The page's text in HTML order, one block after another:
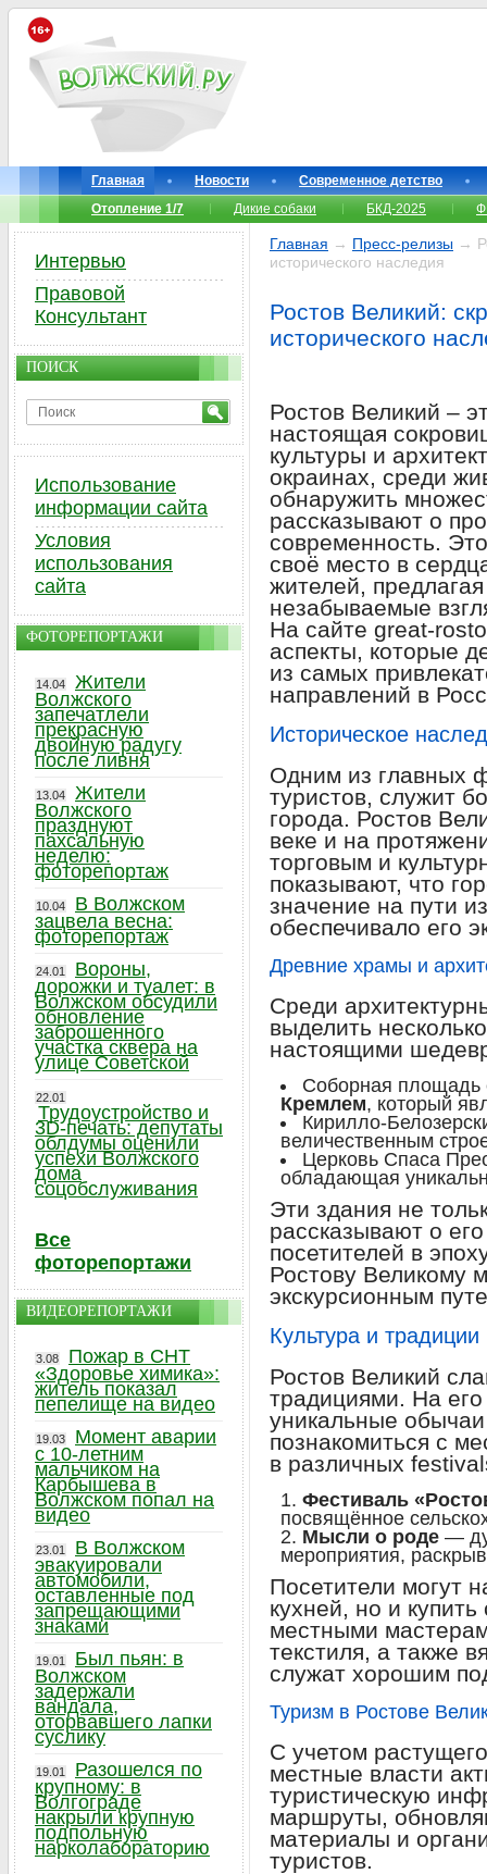
Главная Новости
Современное детство
Отопление 1/7
Дикие собаки БКД-2025
Главная → Пресс-релизы →
исторического наследия
Ростов Великий:
исторического
Ростов Великий –
настоящая
культуры и
окраинах, среди
обнаружить
рассказывают о
современность.
своё место в
жителей,
незабываемые
На сайте great-
аспекты, которые
из самых
направлений в
Историческое
Одним из главных
туристов, служит
города. Ростов
веке и на
торговым и
показывают, что
значение на пути
обеспечивало его
Древние храмы и
Среди
выделить
настоящими
Соборная
Кремлем, который
Кирилло-
величественным
Церковь Спаса
обладающая
Эти здания не
рассказывают о
посетителей в
Ростову Великому
экскурсионным
Культура и традиции
Ростов Великий
традициями. На
уникальные
познакомиться с
в различных
Фестиваль
посвящённое
Мысли о роде —
мероприятия,
Посетители могут
кухней, но и
местными
текстиля, а также
служат хорошим
Туризм в Ростове
С учетом
местные власти
туристическую
маршруты,
материалы и
туристов.
Интервью
Правовой
Консультант
ПОИСК
Использование
информации сайта
Условия
использования
сайта
ФОТОРЕПОРТАЖИ
14.04
Жители
Волжского
запечатлели
прекрасную
двойную радугу
после ливня
13.04
Жители
Волжского
празднуют
пахсальную
неделю:
фоторепортаж
10.04
В Волжском
зацвела весна:
фоторепортаж
24.01
Вороны,
дорожки и туалет: в
Волжском обсудили
обновление
заброшенного
участка сквера на
улице Советской
22.01
Трудоустройство и
3D-печать: депутаты
облдумы оценили
успехи Волжского
дома
соцобслуживания
Все
фоторепортажи
ВИДЕОРЕПОРТАЖИ
3.08
Пожар в СНТ
«Здоровье химика»:
житель показал
пепелище на видео
19.03
Момент аварии
с 10-летним
мальчиком на
Карбышева в
Волжском попал на
видео
23.01
В Волжском
эвакуировали
автомобили,
оставленные под
запрещающими
знаками
19.01
Был пьян: в
Волжском
задержали
вандала,
оторвавшего лапки
суслику
19.01
Разошелся по
крупному: в
Волгограде
накрыли крупную
подпольную
нарколабораторию